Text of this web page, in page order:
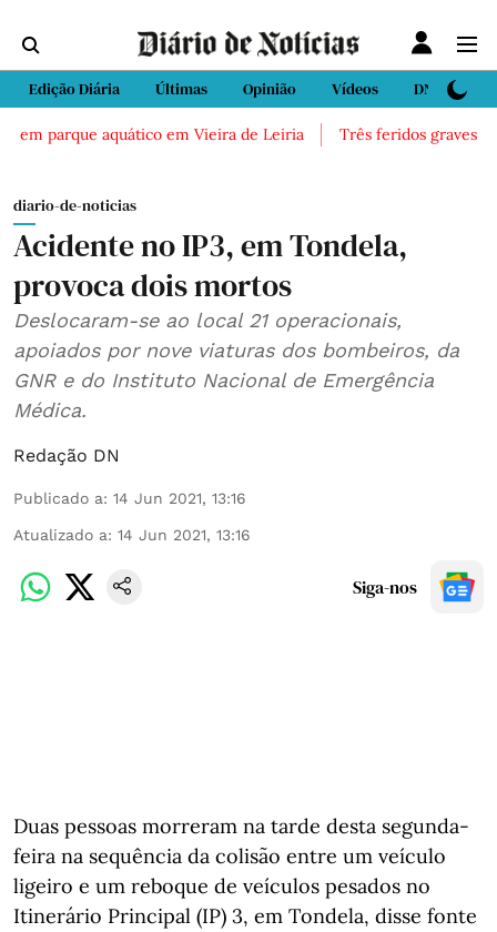
Edição Diária Últimas Opinião Vídeos DN Sport
em parque aquático em Vieira de Leiria Três feridos graves
diario-de-noticias
Acidente no IP3, em Tondela,
provoca dois mortos
Deslocaram-se ao local 21 operacionais,
apoiados por nove viaturas dos bombeiros, da
GNR e do Instituto Nacional de Emergência
Médica.
Redação DN
Publicado a: 14 Jun 2021, 13:16
Atualizado a: 14 Jun 2021, 13:16
Siga-nos
Duas pessoas morreram na tarde desta segunda-
feira na sequência da colisão entre um veículo
ligeiro e um reboque de veículos pesados no
Itinerário Principal (IP) 3, em Tondela, disse fonte